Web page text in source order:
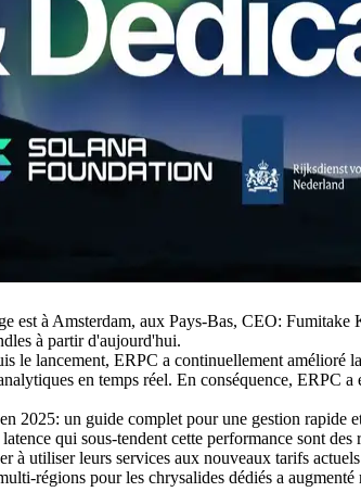
à Amsterdam, aux Pays-Bas, CEO:
à partir d'aujourd'hui.
le lancement, ERPC a continuellement amélioré
en temps réel. En conséquence, ERPC
2025: un guide complet pour une gestion rapide
qui sous-tendent cette performance sont
à utiliser leurs services aux nouveaux tarifs
régions pour les chrysalides dédiés a